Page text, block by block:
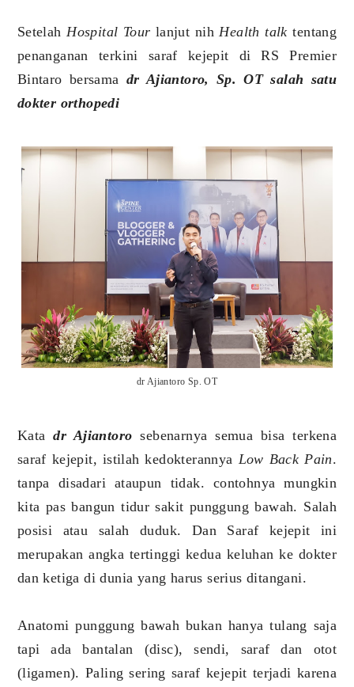
SetelahHospital Tour lanjut nihHealth talk tentang
penanganan terkini saraf kejepit di RS Premier
Bintaro bersama dr Ajiantoro, Sp. OT salah satu
dokter orthopedi
dr Ajiantoro Sp. OT
Katadr Ajiantoro sebenarnya semua bisa terkena
saraf kejepit, istilah kedokterannya Low Back Pain.
tanpa disadari ataupun tidak. contohnya mungkin
kita pas bangun tidur sakit punggung bawah. Salah
posisi atau salah duduk. Dan Saraf kejepit ini
merupakan angka tertinggi kedua keluhan ke dokter
dan ketiga di dunia yang harus serius ditangani.
Anatomi punggung bawah bukan hanya tulang saja
tapi ada bantalan (disc), sendi, saraf dan otot
(ligamen). Paling sering saraf kejepit terjadi karena